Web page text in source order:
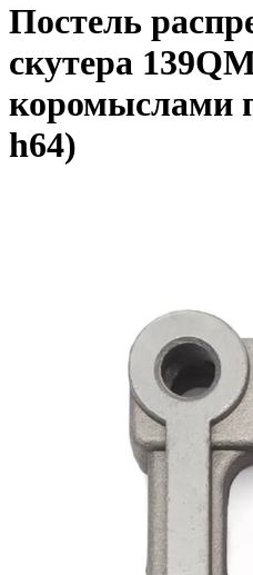
Постель
скутера
коромыслами
h64)